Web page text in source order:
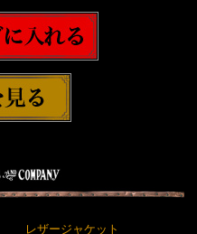
レザージャケット